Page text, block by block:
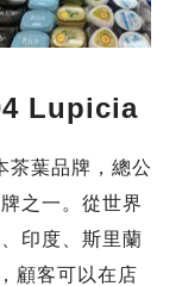
Lupicia
茶葉品牌，總公
之一。從世界
印度、斯里蘭
顧客可以在店